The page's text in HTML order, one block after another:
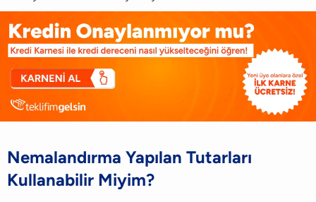
Nemalandırma Yapılan Tutarları
Kullanabilir Miyim?